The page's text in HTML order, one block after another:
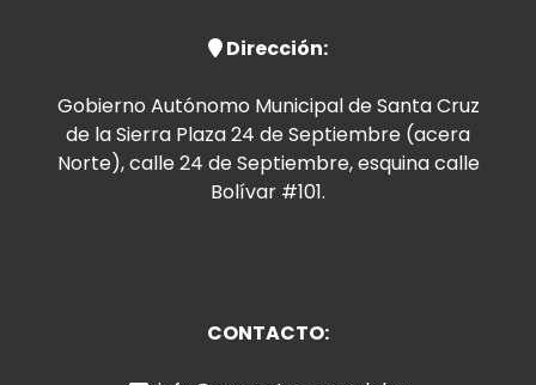
Dirección:
Gobierno Autónomo Municipal de Santa Cruz
de la Sierra Plaza 24 de Septiembre (acera
Norte), calle 24 de Septiembre, esquina calle
Bolívar #101.
CONTACTO: